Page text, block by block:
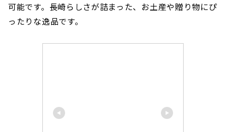
可能です。長崎らしさが詰まった、お土産や贈り物にぴ
ったりな逸品です。